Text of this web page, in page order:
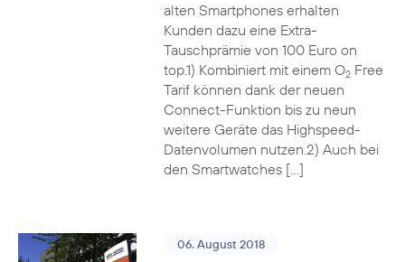
alten Smartphones erhalten
Kunden dazu eine Extra-
Tauschprämie von 100 Euro on
top.1) Kombiniert mit einem O2Free
Tarif können dank der neuen
Connect-Funktion bis zu neun
weitere Geräte das Highspeed-
Datenvolumen nutzen.2) Auch bei
den Smartwatches […]
06. August 2018